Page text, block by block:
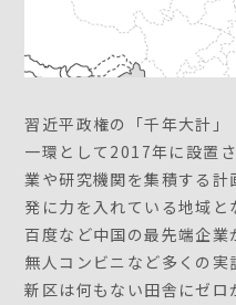
習近平政権の「千年大計
一環として2017年に設置
業や研究機関を集積する
発に力を入れている地域と
百度など中国の最先端企
無人コンビニなど多くの
新区は何もない田舎にゼ